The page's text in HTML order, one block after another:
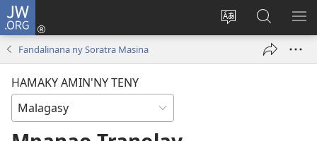
JW.ORG
Hiova
Hiditra
(manokatra
ato
Amin’ny
Fandalinana ny Soratra Masina
HAMAKY AMIN'NY TENY